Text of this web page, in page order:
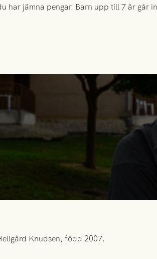
har jämna pengar. Barn upp till 7 år går
Knudsen, född 2007.